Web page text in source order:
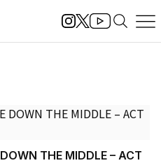
THE MIDDLE – ACT